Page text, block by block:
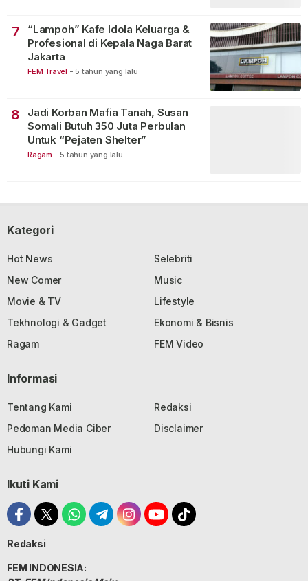
7
“Lampoh” Kafe Idola Keluarga &
Profesional di Kepala Naga Barat
Jakarta
FEM Travel - 5 tahun yang lalu
8
Jadi Korban Mafia Tanah, Susan
Somali Butuh 350 Juta Perbulan
Untuk “Pejaten Shelter”
Ragam - 5 tahun yang lalu
Kategori
Hot News
Selebriti
New Comer
Music
Movie & TV
Lifestyle
Tekhnologi & Gadget
Ekonomi & Bisnis
Ragam
FEM Video
Informasi
Tentang Kami
Redaksi
Pedoman Media Ciber
Disclaimer
Hubungi Kami
Ikuti Kami
Redaksi
FEM INDONESIA: